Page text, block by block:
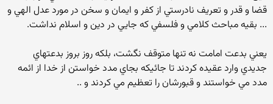
قضا و قدر و تعريف نادرستي از کفر و ايمان و سخن در مورد عدل الهي و
... بقيه مباحث کلامي و فلسفي که جايي در دين و اسلام نداشت.
يعني بدعت امامت نه تنها متوقف نگشت، بلکه روز بروز بدعتهاي
جديدي وارد عقيده کردند تا جائيکه بجاي مدد خواستن از خدا از ائمه
مدد مي خواستند و قبورشان را تعظيم مي کردند و ..